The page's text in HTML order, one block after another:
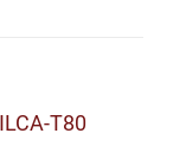
T80